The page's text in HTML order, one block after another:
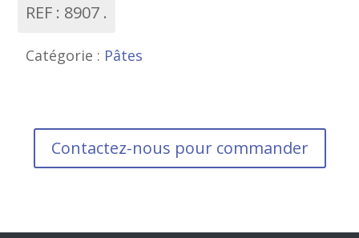
REF : 8907
Catégorie : Pâtes
Contactez-nous pour commander